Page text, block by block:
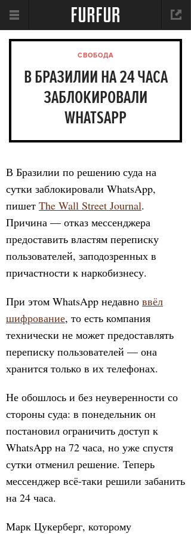
СВОБОДА
В БРАЗИЛИИ НА 24 ЧАСА
ЗАБЛОКИРОВАЛИ
WHATSAPP
В Бразилии по решению суда на
сутки заблокировали WhatsApp,
пишет The Wall Street Journal.
Причина — отказ мессенджера
предоставить властям переписку
пользователей, заподозренных в
причастности к наркобизнесу.
При этом WhatsApp недавно ввёл
шифрование, то есть компания
технически не может предоставлять
переписку пользователей — она
хранится только в их телефонах.
Не обошлось и без неуверенности со
стороны суда: в понедельник он
постановил ограничить доступ к
WhatsApp на 72 часа, но уже спустя
сутки отменил решение. Теперь
мессенджер всё-таки решили забанить
на 24 часа.
Марк Цукерберг, которому